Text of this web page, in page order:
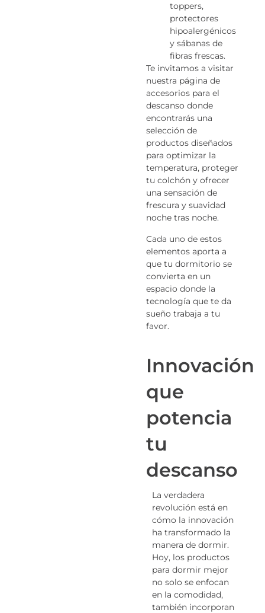
toppers,
protectores
hipoalergénicos
y sábanas de
fibras frescas.
Te invitamos a visitar
nuestra página de
accesorios para el
descanso donde
encontrarás una
selección de
productos diseñados
para optimizar la
temperatura, proteger
tu colchón y ofrecer
una sensación de
frescura y suavidad
noche tras noche.
Cada uno de estos
elementos aporta a
que tu dormitorio se
convierta en un
espacio donde la
tecnología que te da
sueño trabaja a tu
favor.
Innovación
que
potencia
tu
descanso
La verdadera
revolución está en
cómo la innovación
ha transformado la
manera de dormir.
Hoy, los productos
para dormir mejor
no solo se enfocan
en la comodidad,
también incorporan